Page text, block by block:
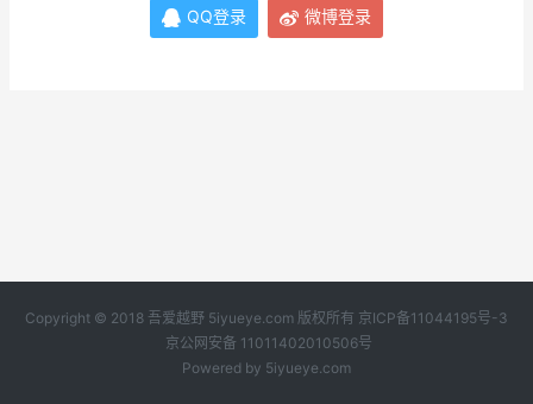
QQ登录 微博登录
Copyright © 2018 吾爱越野 5iyueye.com 版权所有 京ICP备11044195号-3
京公网安备 11011402010506号
Powered by 5iyueye.com